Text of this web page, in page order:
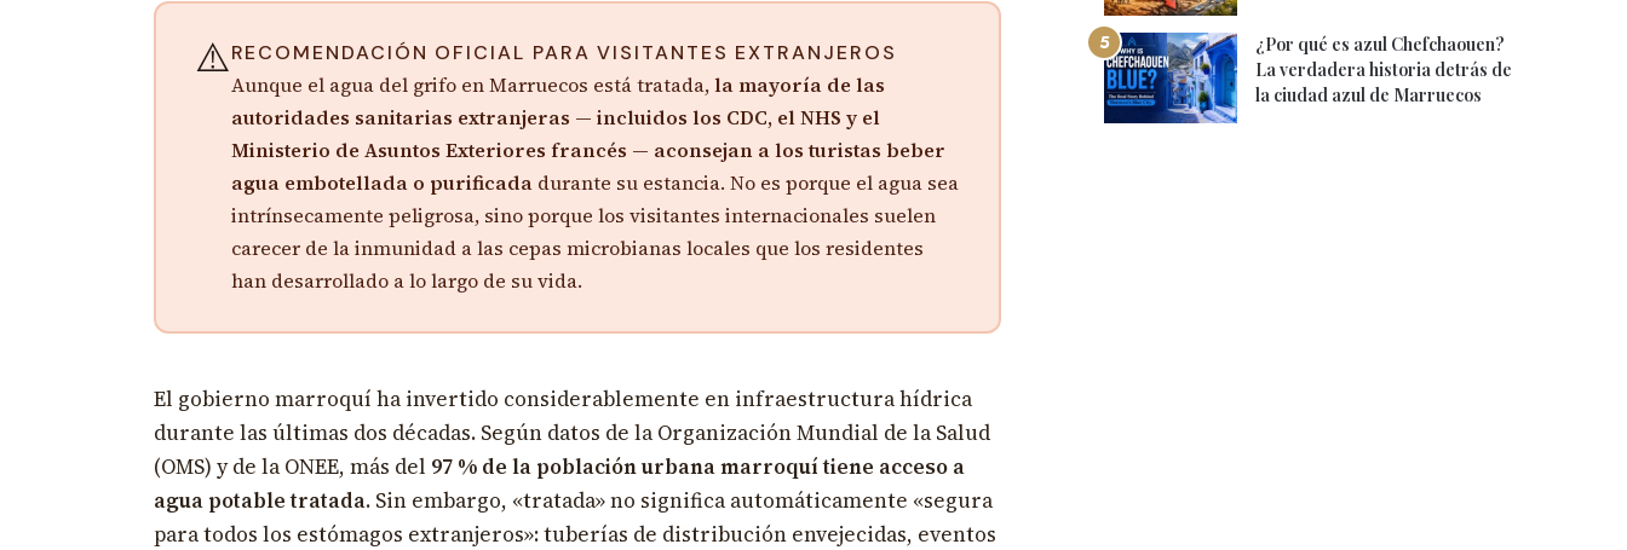
⚠️RECOMENDACIÓN OFICIAL PARA VISITANTES EXTRANJEROS
Aunque el agua del grifo en Marruecos está tratada,la mayoría de las
autoridades sanitarias extranjeras — incluidos los CDC, el NHS y el
Ministerio de Asuntos Exteriores francés — aconsejan a los turistas beber
agua embotellada o purificadadurante su estancia. No es porque el agua sea
intrínsecamente peligrosa, sino porque los visitantes internacionales suelen
carecer de la inmunidad a las cepas microbianas locales que los residentes
han desarrollado a lo largo de su vida.
El gobierno marroquí ha invertido considerablemente en infraestructura hídrica
durante las últimas dos décadas. Según datos de la Organización Mundial de la Salud
(OMS) y de la ONEE, más del 97 % de la población urbana marroquí tiene acceso a
agua potable tratada. Sin embargo, «tratada» no significa automáticamente «segura
para todos los estómagos extranjeros»: tuberías de distribución envejecidas, eventos
¿Por qué es azul Chefchaouen?
La verdadera historia detrás de
la ciudad azul de Marruecos